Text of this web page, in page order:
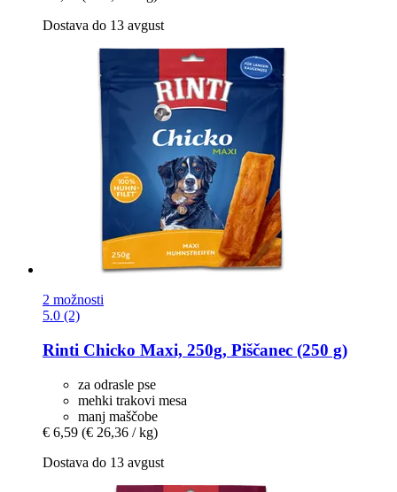
Dostava do 13 avgust
2 možnosti
5.0 (2)
Rinti Chicko Maxi, 250g, Piščanec (250 g)
za odrasle pse
mehki trakovi mesa
manj maščobe
€ 6,59 (€ 26,36 / kg)
Dostava do 13 avgust